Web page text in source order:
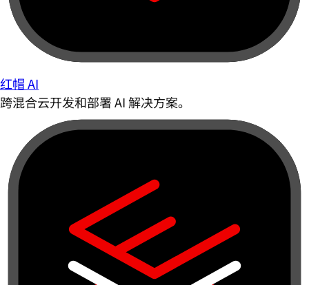
红帽 AI
跨混合云开发和部署 AI 解决方案。